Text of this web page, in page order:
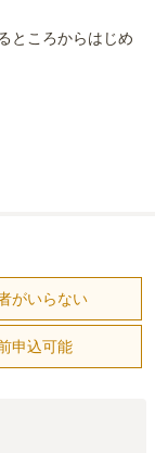
ところからはじめ
がいらない
申込可能